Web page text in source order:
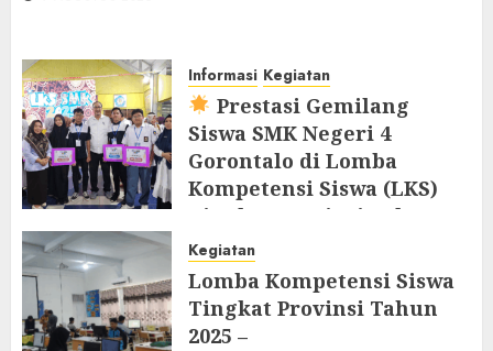
Informasi Kegiatan
Prestasi Gemilang
Siswa SMK Negeri 4
Gorontalo di Lomba
Kompetensi Siswa (LKS)
Tingkat Provinsi Tahun
2025
25 JUNI 2025
Kegiatan
Lomba Kompetensi Siswa
Tingkat Provinsi Tahun
2025 –